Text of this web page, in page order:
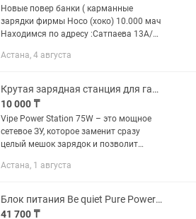
Новые повер банки ( карманные
зарядки фирмы Hoco (хоко) 10.000 мач
Находимся по адресу :Сатпаева 13А/
Астана, 4 августа
Крутая зарядная станция для гаджетов Vipe Power Station 75W
10 000 ₸
Vipe Power Station 75W – это мощное
сетевое ЗУ, которое заменит сразу
целый мешок зарядок и позволит
багаже. С его помощью можно
максимально...
Астана, 1 августа
Блок питания Be quiet Pure Power 12 650W 650 Вт
41 700 ₸